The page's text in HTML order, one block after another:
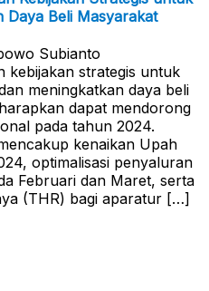
Daya Beli Masyarakat
Subianto
kebijakan strategis untuk
meningkatkan daya beli
dapat mendorong
pada tahun 2024.
kenaikan Upah
optimalisasi penyaluran
Februari dan Maret, serta
(THR) bagi aparatur […]